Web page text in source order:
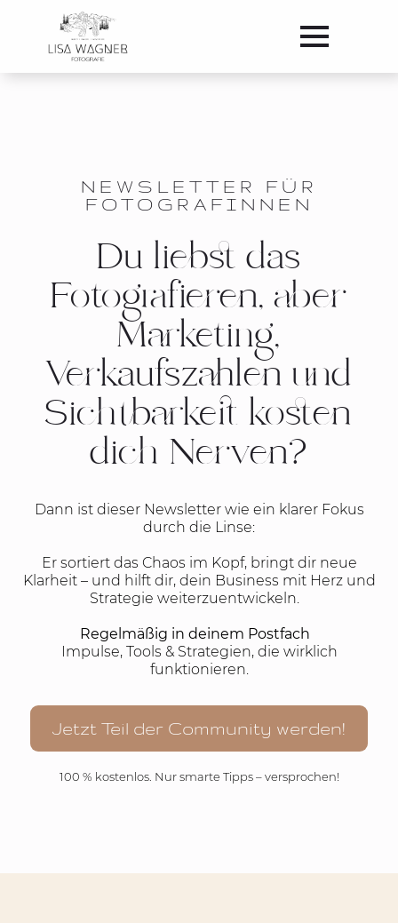
NEWSLETTER FÜR
FOTOGRAFINNEN
Du liebst das
Fotografieren, aber
Marketing,
Verkaufszahlen und
Sichtbarkeit kosten
dich Nerven?
Dann ist dieser Newsletter wie ein klarer Fokus
durch die Linse:
Er sortiert das Chaos im Kopf, bringt dir neue
Klarheit – und hilft dir, dein Business mit Herz und
Strategie weiterzuentwickeln.
Regelmäßig in deinem Postfach
Impulse, Tools & Strategien, die wirklich
funktionieren.
Jetzt Teil der Community werden!
100 % kostenlos. Nur smarte Tipps – versprochen!